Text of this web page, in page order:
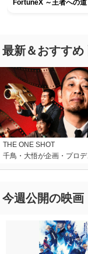
FortuneX ～王者への道
最新＆おすすめ
THE ONE SHOT
千鳥・大悟が企画・プロ
今週公開の映画